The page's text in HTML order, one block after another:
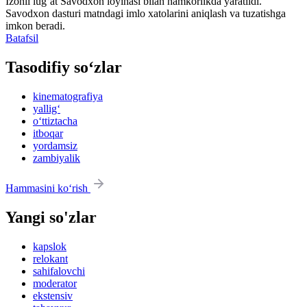
Savodxon dasturi matndagi imlo xatolarini aniqlash va tuzatishga
imkon beradi.
Batafsil
Tasodifiy so‘zlar
kinematografiya
yallig‘
o‘ttiztacha
itboqar
yordamsiz
zambiyalik
Hammasini ko‘rish
Yangi so'zlar
kapslok
relokant
sahifalovchi
moderator
ekstensiv